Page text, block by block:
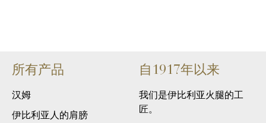
所有产品
汉姆
伊比利亚人的肩膀
自1917年以来
我们是伊比利亚火腿的工
匠。